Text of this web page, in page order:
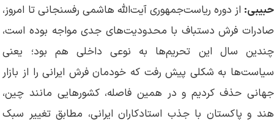
حبیبی: از دوره ریاست‌جمهوری آیت‌الله هاشمی رفسنجانی تا امروز،
صادرات فرش دستباف با محدودیت‌های جدی مواجه بوده است،
چندین سال این تحریم‌ها به نوعی داخلی هم بود؛ یعنی
سیاست‌ها به شکلی پیش رفت که خودمان فرش ایرانی را از بازار
جهانی حذف کردیم و در همین فاصله، کشورهایی مانند چین،
هند و پاکستان با جذب استادکاران ایرانی، مطابق تغییر سبک